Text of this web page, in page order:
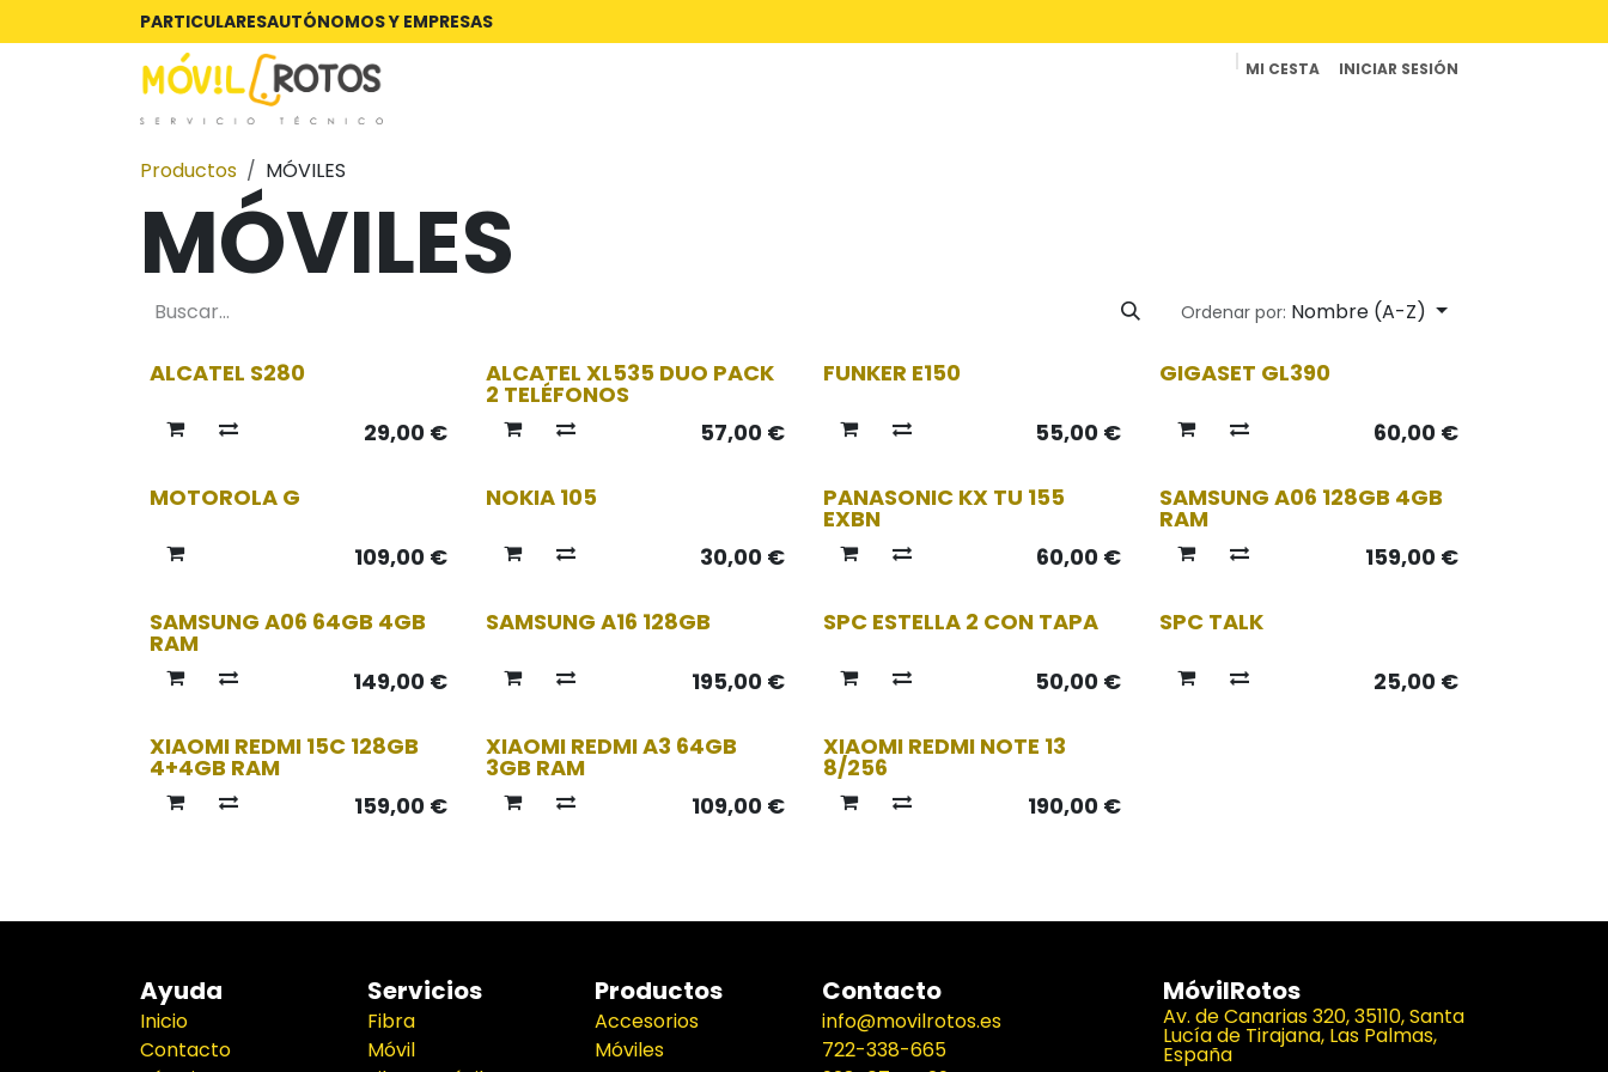
PARTICULARESAUTÓNOMOS Y EMPRESAS
MI CESTA INICIAR SESIÓN
Productos MÓVILES
MÓVILES
Ordenar por: Nombre (A-Z)
ALCATEL S280
29,00 €
ALCATEL XL535 DUO PACK
2 TELÉFONOS
57,00€
FUNKER E150
55,00 €
GIGASET GL390
60,00€
MOTOROLA G
109,00 €
NOKIA 105
30,00€
PANASONIC KX TU 155
EXBN
60,00 € Agotado
SAMSUNG A06 128GB 4GB
RAM
159,00€
SAMSUNG A06 64GB 4GB
RAM
149,00 € Agotado
SAMSUNG A16 128GB
195,00€
SPC ESTELLA 2 CON TAPA
50,00 €
SPC TALK
25,00€
XIAOMI REDMI 15C 128GB
4+4GB RAM
159,00 €
XIAOMI REDMI A3 64GB
3GB RAM
109,00€
XIAOMI REDMI NOTE 13
8/256
190,00 €
Ayuda
Inicio
Contacto
Servicios
Fibra
Móvil
Productos
Accesorios
Móviles
Contacto
info@movilrotos.es
722-338-665
MóvilRotos
Av. de Canarias 320, 35110, Santa
Lucía de Tirajana, Las Palmas,
España